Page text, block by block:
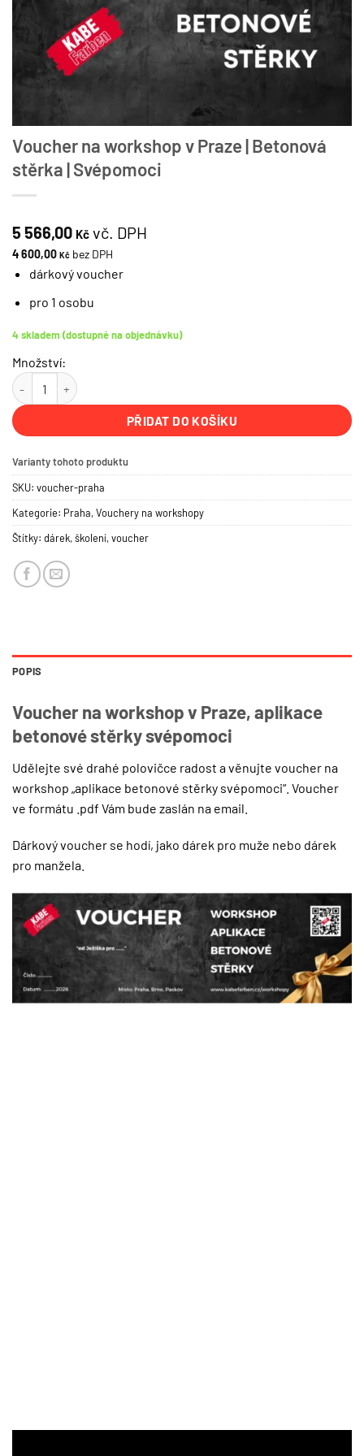
Voucher na workshop v Praze | Betonová
stěrka | Svépomoci
5 566,00 Kč vč. DPH
4 600,00 Kč bez DPH
dárkový voucher
pro 1 osobu
4 skladem (dostupné na objednávku)
Množství:
Voucher na workshop v Praze | Betonová stěrka | Svépomoci
PŘIDAT DO KOŠÍKU
Varianty tohoto produktu
SKU: voucher-praha
Kategorie: Praha,Vouchery na workshopy
Štítky: dárek,školení,voucher
POPIS
Voucher na workshop v Praze, aplikace
betonové stěrky svépomoci
Udělejte své drahé polovičce radost a věnujte voucher na
workshop „aplikace betonové stěrky svépomoci“. Voucher
ve formátu .pdf Vám bude zaslán na email.
Dárkový voucher se hodí, jako dárek pro muže nebo dárek
pro manžela.